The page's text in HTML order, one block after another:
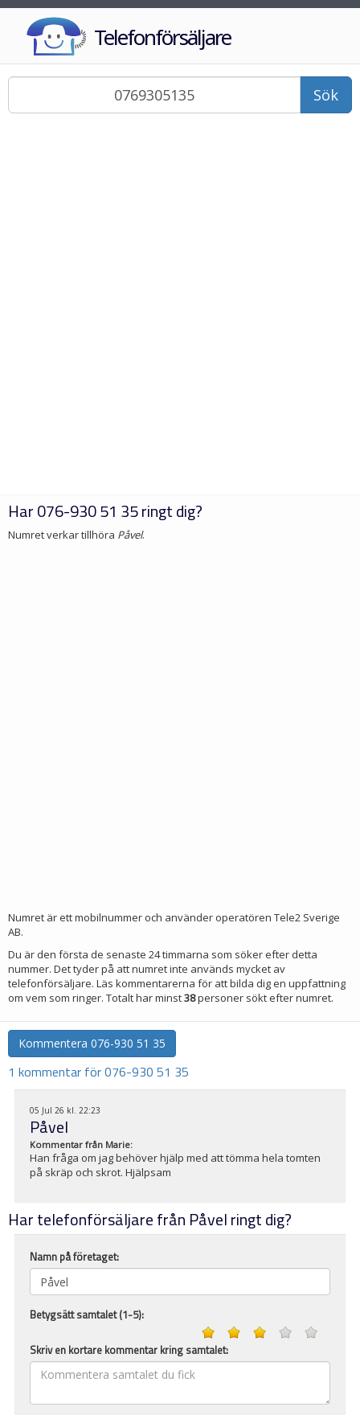
Telefonförsäljare
Sök
Har076-930 51 35ringt dig?
Numret verkar tillhöra Påvel.
Numret är ett mobilnummer och använder operatören Tele2 Sverige
AB.
Du är den första de senaste 24 timmarna som söker efter detta
nummer. Det tyder på att numret inte används mycket av
telefonförsäljare. Läs kommentarerna för att bilda dig en uppfattning
om vem som ringer. Totalt har minst38personer sökt efter numret.
Kommentera 076-930 51 35
1 kommentar för 076-930 51 35
05 Jul 26 kl. 22:23
Påvel
Kommentar från Marie:
Han fråga om jag behöver hjälp med att tömma hela tomten
på skräp och skrot. Hjälpsam
Har telefonförsäljare från Påvel ringt dig?
Namn på företaget:
Betygsätt samtalet (1-5):
Skriv en kortare kommentar kring samtalet: